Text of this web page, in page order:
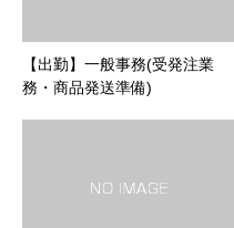
【出勤】一般事務(受発注業
務・商品発送準備)